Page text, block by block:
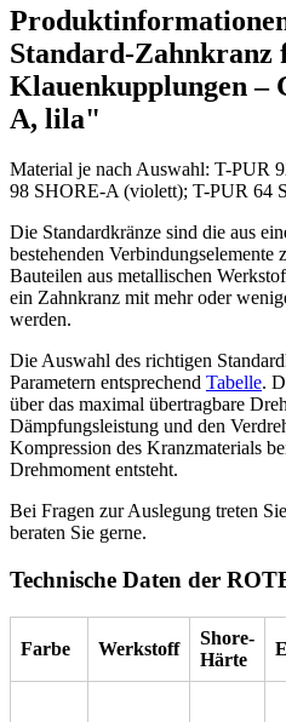
Standard-Zahnkranz
Klauenkupplungen –
A, lila"
Material je nach Auswahl: T-PUR
98 SHORE-A (violett); T-PUR 64
Die Standardkränze sind die aus
bestehenden Verbindungselemente
Bauteilen aus metallischen
ein Zahnkranz mit mehr oder
werden.
Die Auswahl des richtigen
Parametern entsprechend Tabelle.
über das maximal übertragbare
Dämpfungsleistung und den
Kompression des Kranzmaterials
Drehmoment entsteht.
Bei Fragen zur Auslegung treten
beraten Sie gerne.
Technische Daten der
Farbe Werkstoff
Shore-
Härte